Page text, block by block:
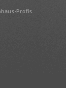
Profis